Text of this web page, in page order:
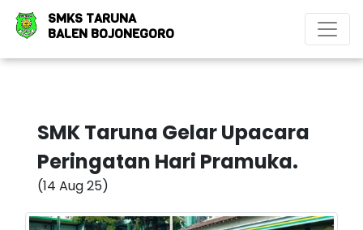
SMKS TARUNA
BALEN BOJONEGORO
SMK Taruna Gelar Upacara
Peringatan Hari Pramuka.
(14 Aug 25)